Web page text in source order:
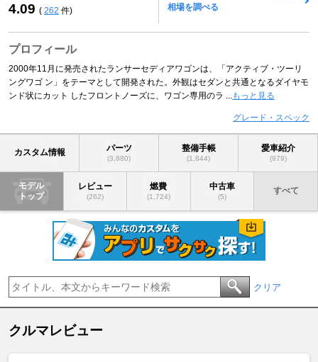
4.09 ( 262 件)
相場を調べる
プロフィール
2000年11月に発売されたランサーセディアワゴンは、「アクティブ・ツーリ
ングワゴ ン」をテーマとして開発された。外観はセダンと共通となるダイヤモ
ンド状にカット したフロントノーズに、ワゴン専用のラ ...
もっと見る
グレード・スペック
カスタム情報 パーツ
(3,880)
整備手帳
(1,844)
愛車紹介
(979)
モデル
トップ
レビュー
(262)
燃費
(1,724)
中古車
(5)
すべて
クリア
クルマレビュー